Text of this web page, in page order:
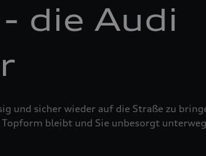
die Audi
und sicher wieder auf die Straße zu
bleibt und Sie unbesorgt